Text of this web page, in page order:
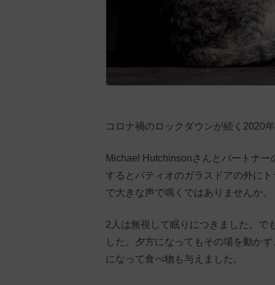
コロナ禍のロックダウンが続く2020
Michael Hutchinsonさんとパートナ
するとパティオのガラスドアの外に
で大きな声で鳴くではありませんか。
2人は無視して眠りにつきました。で
した。夕方になってもその場を動か
になって食べ物も与えました。